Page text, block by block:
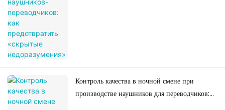
Контроль качества в ночной смене при
производстве наушников для переводчиков: